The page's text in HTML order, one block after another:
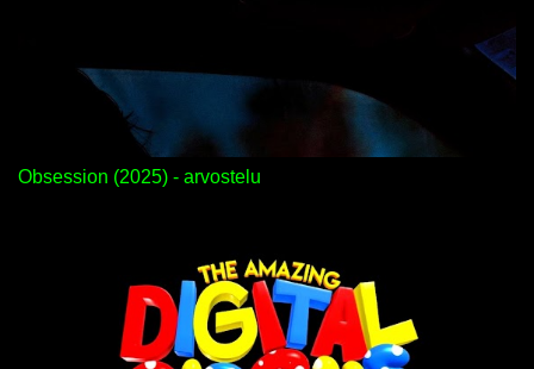
Obsession (2025) - arvostelu